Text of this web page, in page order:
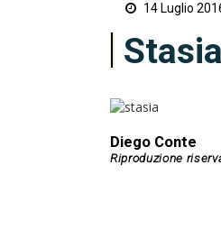
14 Luglio
Diego Conte